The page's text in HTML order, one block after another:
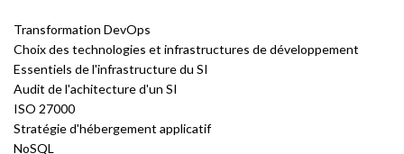
Transformation DevOps
Choix des technologies et infrastructures de développement
Essentiels de l'infrastructure du SI
Audit de l'achitecture d'un SI
ISO 27000
Stratégie d'hébergement applicatif
NoSQL